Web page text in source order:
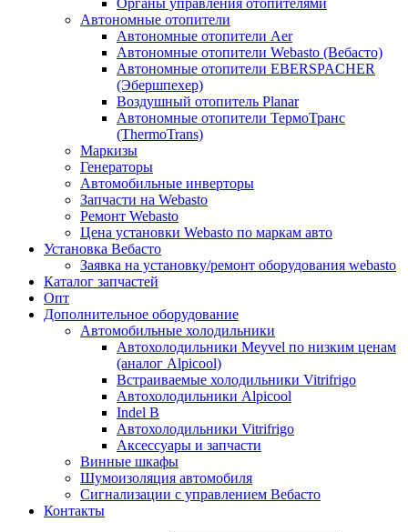
Органы управления отопителями
Автономные отопители
Автономные отопители Аer
Автономные отопители Webasto (Вебасто)
Автономные отопители EBERSPACHER
(Эбершпехер)
Воздушный отопитель Planar
Автономные отопители ТермоТранс
(ThermoTrans)
Маркизы
Генераторы
Автомобильные инверторы
Запчасти на Webasto
Ремонт Webasto
Цена установки Webasto по маркам авто
Установка Вебасто
Заявка на установку/ремонт оборудования webasto
Каталог запчастей
Опт
Дополнительное оборудование
Автомобильные холодильники
Автохолодильники Meyvel по низким ценам
(аналог Alpicool)
Встраиваемые холодильники Vitrifrigo
Автохолодильники Alpicool
Indel B
Автохолодильники Vitrifrigo
Аксессуары и запчасти
Винные шкафы
Шумоизоляция автомобиля
Сигнализации с управлением Вебасто
Контакты